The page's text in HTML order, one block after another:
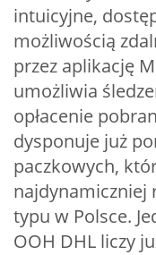
intuicyjne,
możliwością
przez aplikację
umożliwia
opłacenie
dysponuje już
paczkowych,
najdynamiczniej
typu w Polsce.
OOH DHL liczy